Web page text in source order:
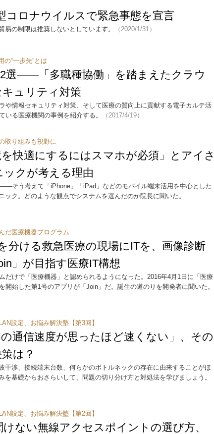
コロナウイルスで緊急事態を宣言
易の制限は推奨しないとしています。 （2020/1/31）
の“一歩先”とは
2選――「多職種協働」を踏まえたクラウ
キュリティ対策
や情報セキュリティ対策、そして医療の質向上に貢献する電子カルテ活
いる医療機関の事例を紹介する。
（2017/4/19）
取り組みも視野に
を快適にするにはスマホが必須」とアイさ
ックが考える理由
そう考えて「iPhone」「iPad」などのモバイル端末活用を中心とした
ック。どのような観点でシステムを選んだのか院長に聞いた。
だ医療機器プログラム
分ける救急医療の現場にITを、画像診断
」が目指す医療IT構想
だけで「医療機器」と認められるようになった。2016年4月1日に「医療
開始した第1号のアプリが「Join」だ。誕生の道のりを開発者に聞いた。
設定、お悩み解決塾【第3回】
の通信速度が思ったほど速くない」、その
は？
干渉、接続端末台数、何らかのボトルネックの存在に由来することがほ
を基礎からおさらいして、問題の切り分け方と対処法を学びましょう。
設定、お悩み解決塾【第2回】
ない無線アクセスポイントの選び方、